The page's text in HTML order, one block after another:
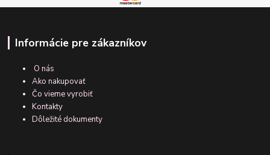
Informácie pre zákazníkov
O nás
Ako nakupovať
Čo vieme vyrobiť
Kontakty
Dôležité dokumenty